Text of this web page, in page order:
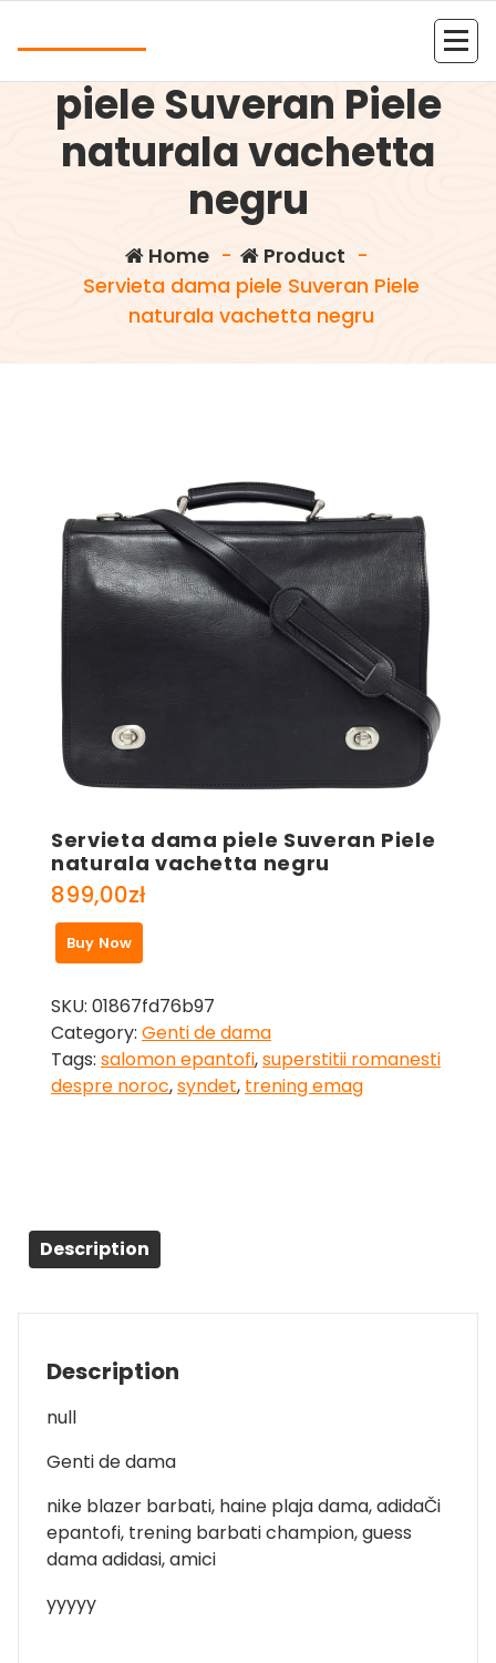
Servieta dama
piele Suveran Piele
naturala vachetta
negru
Home- Product -
Servieta dama piele Suveran Piele
naturala vachetta negru
Servieta dama piele Suveran Piele
naturala vachetta negru
899,00zł
Buy Now
SKU: 01867fd76b97
Category: Genti de dama
Tags: salomon epantofi,superstitii romanesti
despre noroc,syndet, trening emag
Description
Description
null
Genti de dama
nike blazer barbati, haine plaja dama, adidaČi
epantofi, trening barbati champion, guess
dama adidasi, amici
yyyyy